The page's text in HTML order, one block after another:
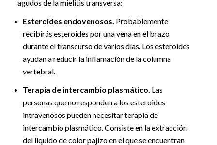
agudos de la mielitis transversa:
Esteroides endovenosos. Probablemente
recibirás esteroides por una vena en el brazo
durante el transcurso de varios días. Los esteroides
ayudan a reducir la inflamación de la columna
vertebral.
Terapia de intercambio plasmático. Las
personas que no responden a los esteroides
intravenosos pueden necesitar terapia de
intercambio plasmático. Consiste en la extracción
del líquido de color pajizo en el que se encuentran